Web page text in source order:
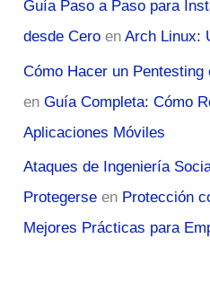
Guía Paso a Paso para
desde Cero enArch Linux:
Cómo Hacer un
enGuía Completa: Cómo
Aplicaciones Móviles
Ataques de Ingeniería
Protegerse en Protección
Mejores Prácticas para